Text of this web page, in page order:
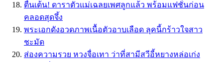
ตื่นเต้น! ดาราตัวแม่เฉลยเพศลูกแล้ว พร้อมแฟชั่นก่อน
คลอดสุดจึ้ง
พระเอกดังอวดภาพเนื้อตัวอาบเลือด ลุคนี้กร้าวใจสาว
ชะมัด
ส่องความรวย หวงจื่อเทา ว่าที่สามีสวีอี้หยางหล่อเก่ง